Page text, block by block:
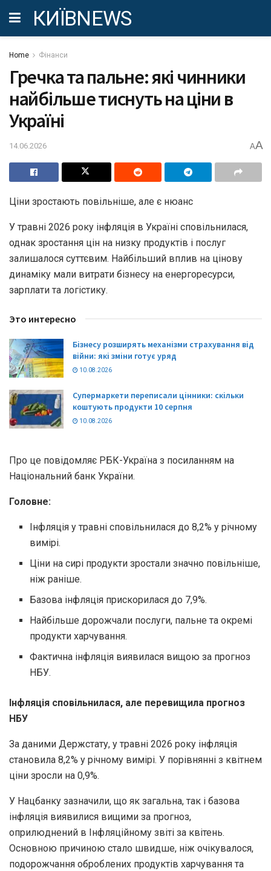
КИЇВNEWS
Home Фінанси
Гречка та пальне: які чинники
найбільше тиснуть на ціни в
Україні
14.06.2026 AA
Ціни зростають повільніше, але є нюанс
У травні 2026 року інфляція в Україні сповільнилася,
однак зростання цін на низку продуктів і послуг
залишалося суттєвим. Найбільший вплив на цінову
динаміку мали витрати бізнесу на енергоресурси,
зарплати та логістику.
Это интересно
Бізнесу розширять механізми страхування від
війни: які зміни готує уряд
10.08.2026
Супермаркети переписали цінники: скільки
коштують продукти 10 серпня
10.08.2026
Про це повідомляє РБК-Україна з посиланням на
Національний банк України.
Головне:
Інфляція у травні сповільнилася до 8,2% у річному
вимірі.
Ціни на сирі продукти зростали значно повільніше,
ніж раніше.
Базова інфляція прискорилася до 7,9%.
Найбільше дорожчали послуги, пальне та окремі
продукти харчування.
Фактична інфляція виявилася вищою за прогноз
НБУ.
Інфляція сповільнилася, але перевищила прогноз
НБУ
За даними Держстату, у травні 2026 року інфляція
становила 8,2% у річному вимірі. У порівнянні з квітнем
ціни зросли на 0,9%.
У Нацбанку зазначили, що як загальна, так і базова
інфляція виявилися вищими за прогноз,
оприлюднений в Інфляційному звіті за квітень.
Основною причиною стало швидше, ніж очікувалося,
подорожчання оброблених продуктів харчування та